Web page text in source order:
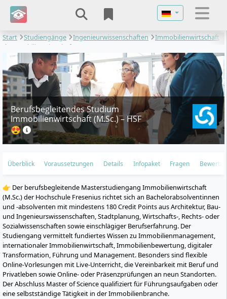
Sprache
Start Studiengänge Ingenieurwissenschaften
Immobilienwirtschaft
Immobilienwirtschaft
Berufsbegleitendes Studium
Immobilienwirtschaft (M.Sc.) – HSF
😍
Überblick Voraussetzungen Details Infopaket Fragen
👉 Der berufsbegleitende Masterstudiengang Immobilienwirtschaft
(M.Sc.) der Hochschule Fresenius richtet sich an Bachelorabsolventinnen
und -absolventen mit mindestens 180 Credit Points aus Architektur, Bau-
und Ingenieurswissenschaften, Stadtplanung, Wirtschafts-, Rechts- oder
Sozialwissenschaften sowie einschlägiger Berufserfahrung. Der
Studiengang vermittelt fundiertes Wissen zu Immobilienmanagement,
internationaler Immobilienwirtschaft, Immobilienbewertung, digitaler
Transformation, Führung und Management. Besonders sind flexible
Online-Vorlesungen mit Live-Unterricht, die Vereinbarkeit mit Beruf und
Privatleben sowie Online- oder Präsenzprüfungen an neun Standorten.
Der Abschluss Master of Science qualifiziert für Führungsaufgaben oder
eine selbstständige Tätigkeit in der Immobilienbranche.